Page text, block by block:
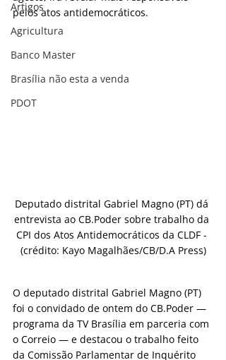
Artigos
Agricultura
Banco Master
Brasília não esta a venda
PDOT
pelos atos antidemocráticos.
Deputado distrital Gabriel Magno (PT) dá
entrevista ao CB.Poder sobre trabalho da
CPI dos Atos Antidemocráticos da CLDF -
(crédito: Kayo Magalhães/CB/D.A Press)
O deputado distrital Gabriel Magno (PT)
foi o convidado de ontem do CB.Poder —
programa da TV Brasília em parceria com
o Correio — e destacou o trabalho feito
da Comissão Parlamentar de Inquérito